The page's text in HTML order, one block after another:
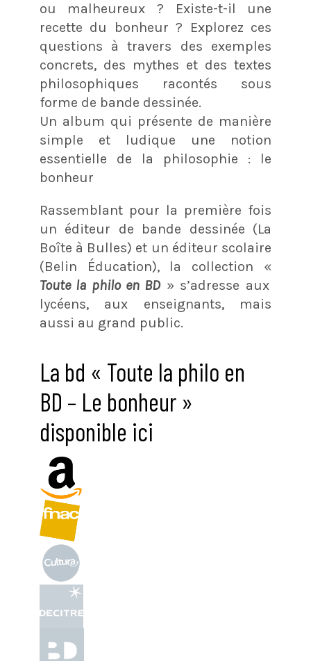
ou malheureux ? Existe-t-il une
recette du bonheur ? Explorez ces
questions à travers des exemples
concrets, des mythes et des textes
philosophiques racontés sous
forme de bande dessinée.
Un album qui présente de manière
simple et ludique une notion
essentielle de la philosophie : le
bonheur
Rassemblant pour la première fois
un éditeur de bande dessinée (La
Boîte à Bulles) et un éditeur scolaire
(Belin Éducation), la collection «
Toute la philo en BD» s’adresse aux
lycéens, aux enseignants, mais
aussi au grand public.
La bd « Toute la philo en
BD – Le bonheur »
disponible ici